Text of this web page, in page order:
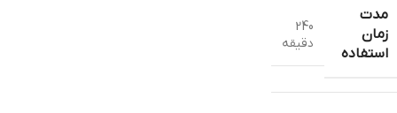
مدت
زمان
استفاده
240
دقیقه